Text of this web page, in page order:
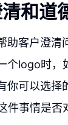
和道
客户澄清
个logo时，
可以选择
事情是否